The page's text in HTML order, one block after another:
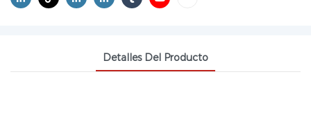
Detalles Del Producto